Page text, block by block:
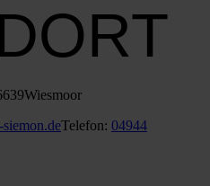
Wies­moor
Tele­fon: 04944